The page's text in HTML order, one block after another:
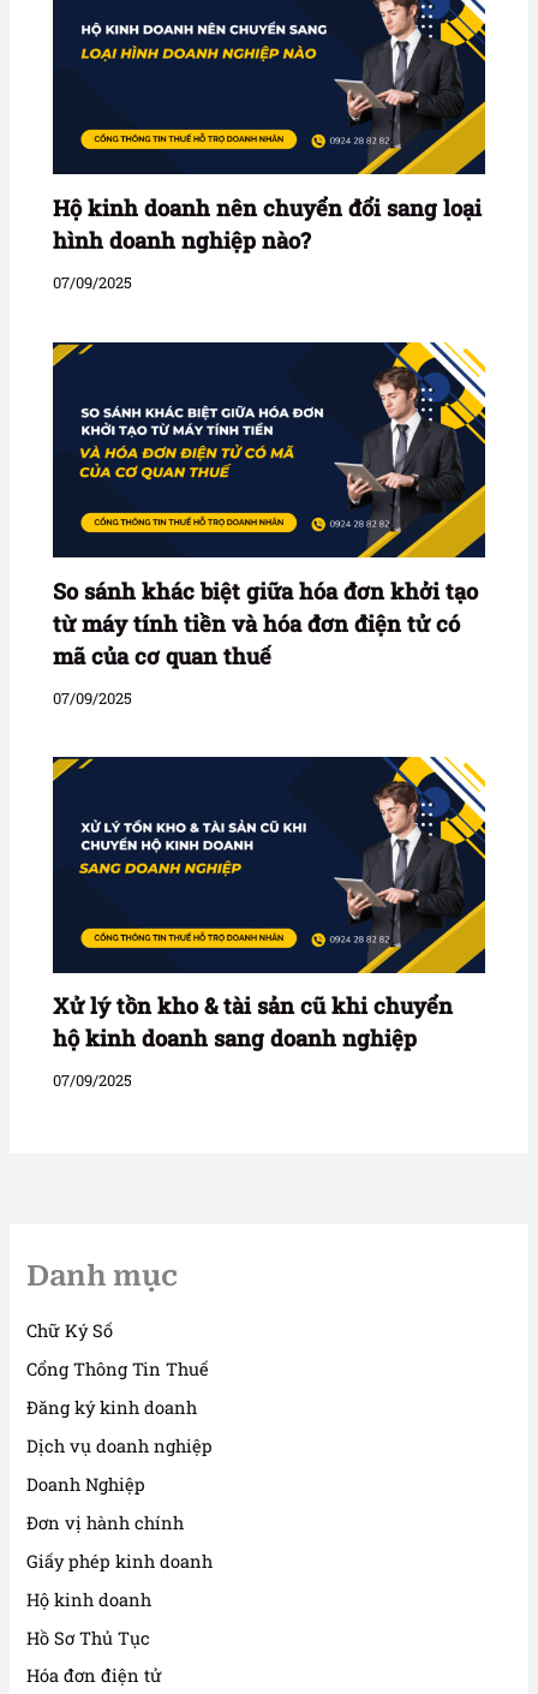
Hộ kinh doanh nên chuyển đổi sang loại
hình doanh nghiệp nào?
07/09/2025
So sánh khác biệt giữa hóa đơn khởi tạo
từ máy tính tiền và hóa đơn điện tử có
mã của cơ quan thuế
07/09/2025
Xử lý tồn kho & tài sản cũ khi chuyển
hộ kinh doanh sang doanh nghiệp
07/09/2025
Danh mục
Chữ Ký Số
Cổng Thông Tin Thuế
Đăng ký kinh doanh
Dịch vụ doanh nghiệp
Doanh Nghiệp
Đơn vị hành chính
Giấy phép kinh doanh
Hộ kinh doanh
Hồ Sơ Thủ Tục
Hóa đơn điện tử